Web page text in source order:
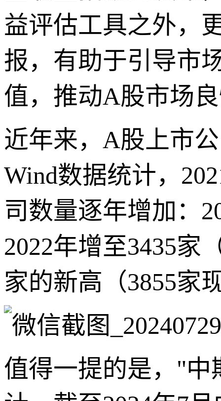
益评估工具之外，
报，有助于引导市
值，推动A股市场
近年来，A股上市
Wind数据统计，
司数量逐年增加：
2022年增至3435家
家的新高（3855家
值得一提的是，"